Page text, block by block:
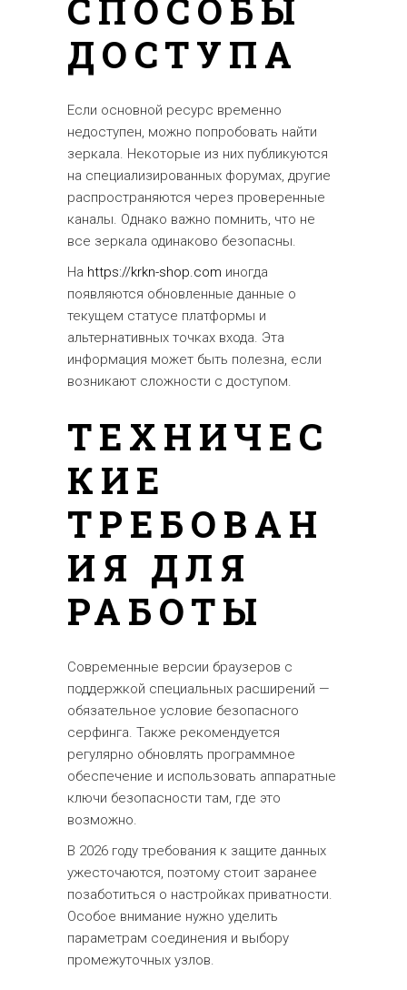
СПОСОБЫ
ДОСТУПА
Если основной ресурс временно
недоступен, можно попробовать найти
зеркала. Некоторые из них публикуются
на специализированных форумах, другие
распространяются через проверенные
каналы. Однако важно помнить, что не
все зеркала одинаково безопасны.
На https://krkn-shop.com иногда
появляются обновленные данные о
текущем статусе платформы и
альтернативных точках входа. Эта
информация может быть полезна, если
возникают сложности с доступом.
ТЕХНИЧЕС
КИЕ
ТРЕБОВАН
ИЯ ДЛЯ
РАБОТЫ
Современные версии браузеров с
поддержкой специальных расширений —
обязательное условие безопасного
серфинга. Также рекомендуется
регулярно обновлять программное
обеспечение и использовать аппаратные
ключи безопасности там, где это
возможно.
В 2026 году требования к защите данных
ужесточаются, поэтому стоит заранее
позаботиться о настройках приватности.
Особое внимание нужно уделить
параметрам соединения и выбору
промежуточных узлов.